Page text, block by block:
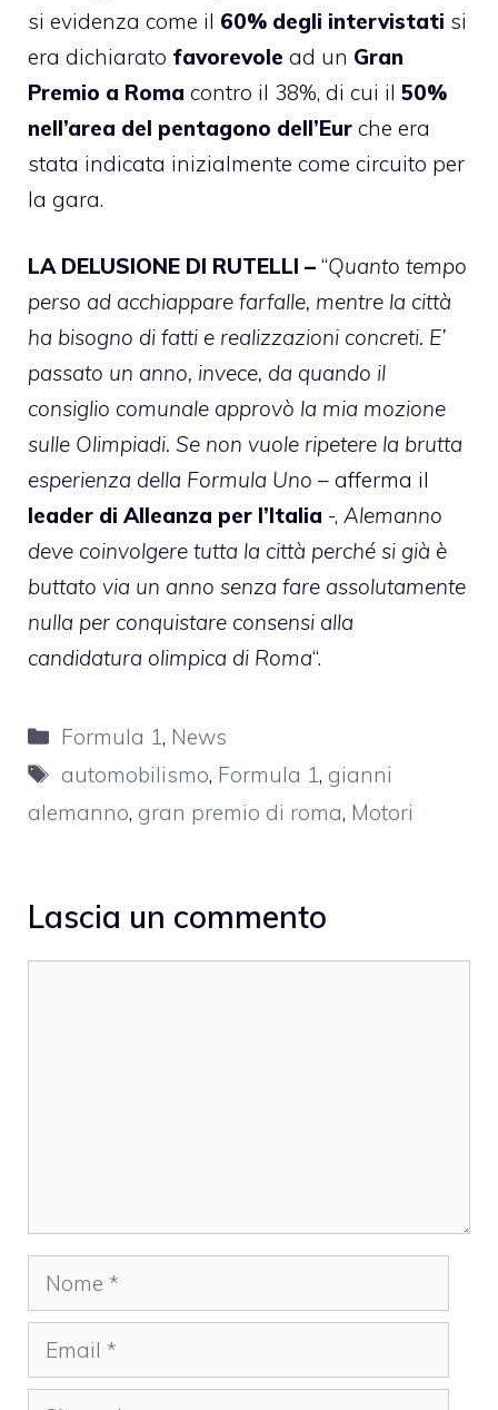
si evidenza come il 60% degli intervistati si
era dichiarato favorevole ad un Gran
Premio a Roma contro il 38%, di cui il 50%
nell’area del pentagono dell’Eur che era
stata indicata inizialmente come circuito per
la gara.
LA DELUSIONE DI RUTELLI – “Quanto tempo
perso ad acchiappare farfalle, mentre la città
ha bisogno di fatti e realizzazioni concreti. E’
passato un anno, invece, da quando il
consiglio comunale approvò la mia mozione
sulle Olimpiadi. Se non vuole ripetere la brutta
esperienza della Formula Uno – afferma il
leader di Alleanza per l’Italia -, Alemanno
deve coinvolgere tutta la città perché si già è
buttato via un anno senza fare assolutamente
nulla per conquistare consensi alla
candidatura olimpica di Roma“.
Categorie
Formula 1, News
Tag
automobilismo, Formula 1, gianni
alemanno, gran premio di roma, Motori
Lascia un commento
Nome
Email